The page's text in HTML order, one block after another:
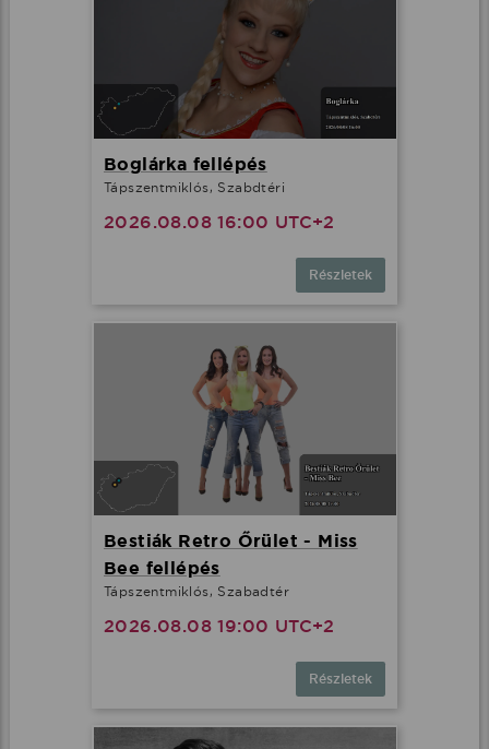
Boglárka fellépés
Tápszentmiklós, Szabdtéri
2026.08.08 16:00 UTC+2
Részletek
Bestiák Retro Őrület - Miss
Bee fellépés
Tápszentmiklós, Szabadtér
2026.08.08 19:00 UTC+2
Részletek